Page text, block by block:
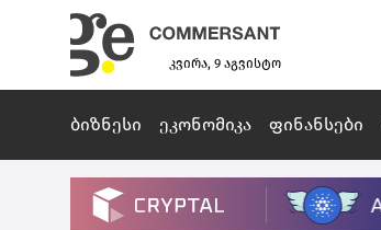
კვირა, 9 აგვისტო
ბიზნესი ეკონომიკა ფინანსები